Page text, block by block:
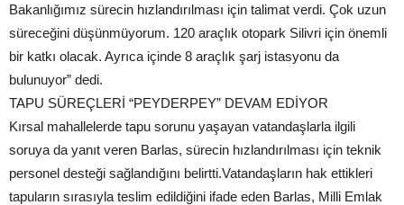
Bakanlığımız sürecin hızlandırılması için talimat verdi. Çok uzun
süreceğini düşünmüyorum. 120 araçlık otopark Silivri için önemli
bir katkı olacak. Ayrıca içinde 8 araçlık şarj istasyonu da
bulunuyor” dedi.
TAPU SÜREÇLERİ “PEYDERPEY” DEVAM EDİYOR
Kırsal mahallelerde tapu sorunu yaşayan vatandaşlarla ilgili
soruya da yanıt veren Barlas, sürecin hızlandırılması için teknik
personel desteği sağlandığını belirtti.Vatandaşların hak ettikleri
tapuların sırasıyla teslim edildiğini ifade eden Barlas, Milli Emlak